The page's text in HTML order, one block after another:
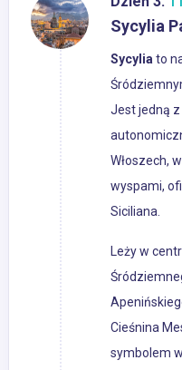
Sycylia
Sycyliato
Jest jedną z
Włoszech,
wyspami,
Siciliana.
Leży w
Cieśnina
symbolem